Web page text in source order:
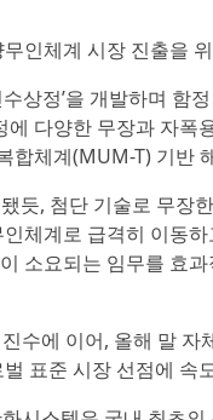
인체계 시장 진출을
상정’을 개발하며 함
다양한 무장과 자
합체계(MUM-T) 기반
듯, 첨단 기술로 무장
체계로 급격히 이동
소요되는 임무를 효
수에 이어, 올해 말
표준 시장 선점에 속